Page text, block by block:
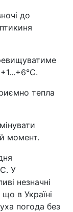
до
тепла
момент.
У
незначні
в Україні
погода без